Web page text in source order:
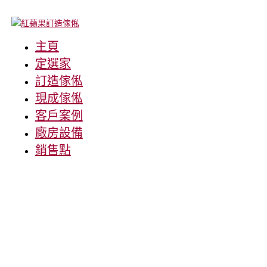
主頁
定選家
訂造傢俬
現成傢俬
客戶案例
廠房設備
銷售點